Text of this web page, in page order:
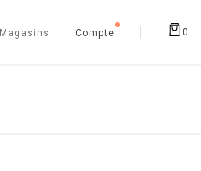
Magasins Compte 0